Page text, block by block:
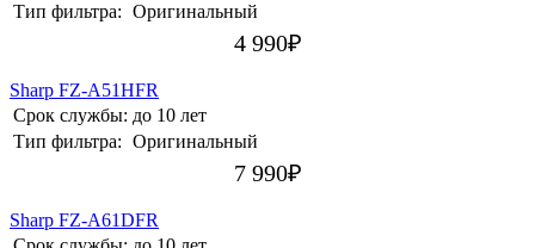
Тип фильтра: Оригинальный
4 990₽
Sharp FZ-A51HFR
Срок службы: до 10 лет
Тип фильтра: Оригинальный
7 990₽
Sharp FZ-A61DFR